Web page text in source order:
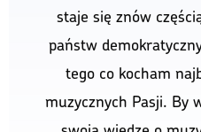
staje się znów
państw
tego co kocham
muzycznych Pasji. By